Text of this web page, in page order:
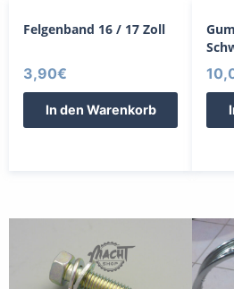
Felgenband 16 / 17 Zoll
3,90€
In den Warenkorb